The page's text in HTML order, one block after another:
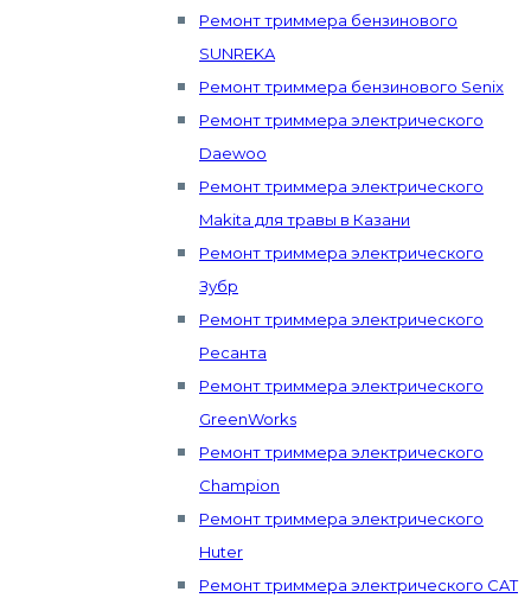
Ремонт триммера бензинового
SUNREKA
Ремонт триммера бензинового Senix
Ремонт триммера электрического
Daewoo
Ремонт триммера электрического
Makita для травы в Казани
Ремонт триммера электрического
Зубр
Ремонт триммера электрического
Ресанта
Ремонт триммера электрического
GreenWorks
Ремонт триммера электрического
Champion
Ремонт триммера электрического
Huter
Ремонт триммера электрического CAT